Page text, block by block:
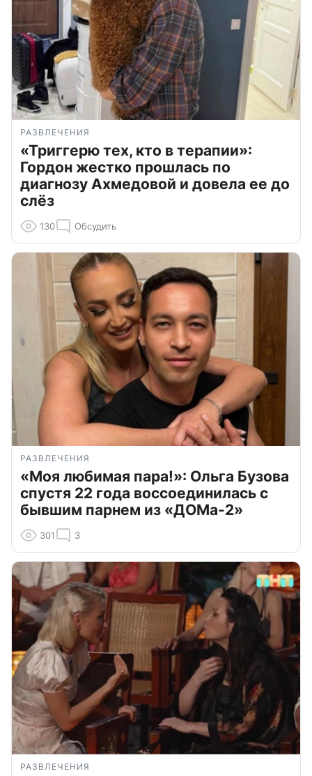
РАЗВЛЕЧЕНИЯ
«Триггерю тех, кто в терапии»:
Гордон жестко прошлась по
диагнозу Ахмедовой и довела ее до
слёз
130 Обсудить
РАЗВЛЕЧЕНИЯ
«Моя любимая пара!»: Ольга Бузова
спустя 22 года воссоединилась с
бывшим парнем из «ДОМа-2»
301 3
РАЗВЛЕЧЕНИЯ